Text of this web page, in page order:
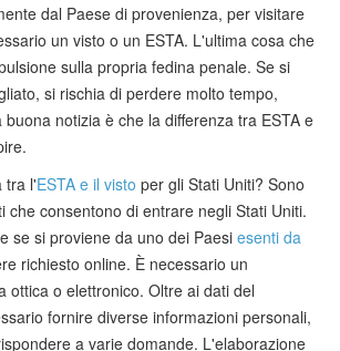
dal Paese di provenienza, per visitare
un visto o un ESTA. L'ultima cosa che
sulla propria fedina penale. Se si
si rischia di perdere molto tempo,
notizia è che la differenza tra ESTA e
tra l'ESTA e il visto per gli Stati Uniti? Sono
che consentono di entrare negli Stati Uniti.
se si proviene da uno dei Paesi esenti da
richiesto online. È necessario un
ottica o elettronico. Oltre ai dati del
fornire diverse informazioni personali,
a varie domande. L'elaborazione